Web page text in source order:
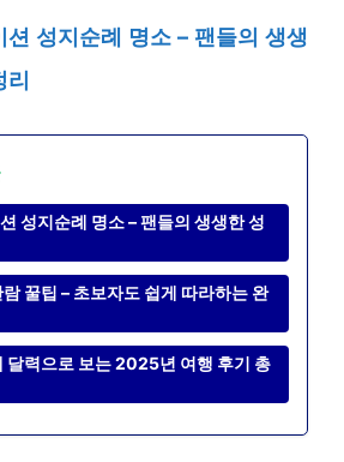
션 성지순례 명소 – 팬들의 생생
성지순례 명소 – 팬들의 생생한 성
꿀팁 – 초보자도 쉽게 따라하는 완
달력으로 보는 2025년 여행 후기 총